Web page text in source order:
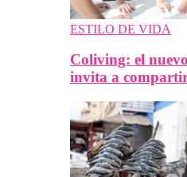
ESTILO DE VIDA
Coliving: el
invita a